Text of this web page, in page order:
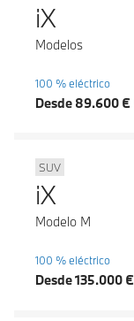
iX
Modelos
100 % eléctrico
Desde 89.600 €
SUV
iX
Modelo M
100 % eléctrico
Desde 135.000 €